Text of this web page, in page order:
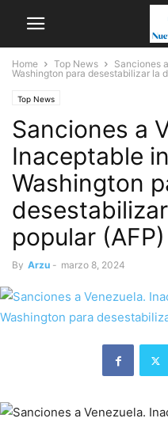
Home Top News
Sanciones
Washington para desestabilizar la
Top News
Sanciones a
Inaceptable
Washington
popular (AFP)
By Arzu - marzo 8, 2024